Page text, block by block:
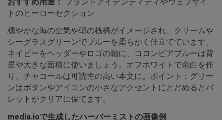
トのヒーローセクション
穏やかな海の空気や朝の桟橋がイメージされ、クリームや
シーグラスグリーンでブルーを柔らかく仕立てています。
ネイビーをヘッダーやロゴの軸に、コロンビアブルーは背
景や大きな面積に使いましょう。オフホワイトで余白を作
り、チャコールは可読性の高い本文に。ポイント：グリー
ンはボタンやアイコンの小さなアクセントにとどめるとパ
レットがクリアに保てます。
media.ioで生成したハーバーミストの画像例